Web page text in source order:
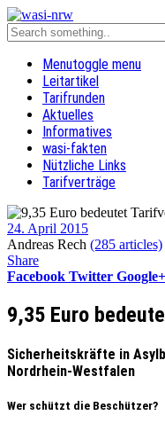
Menutoggle menu
Leitartikel
Tarifrunden
Aktuelles
Informatives
wasi-fakten
Nützliche Links
Tarifverträge
24. April 2015
Andreas Rech (285 articles)
Share
Facebook Twitter Google+
9,35 Euro
Sicherheitskräfte in
Nordrhein-Westfalen
Wer schützt die Beschützer?